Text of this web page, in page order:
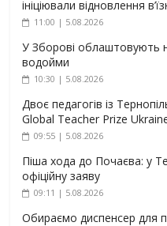
ініціювали відновлення
11:00 | 5.08.2026
У Зборові облаштовують
водойми
10:30 | 5.08.2026
Двоє педагогів із
Global Teacher Prize
09:55 | 5.08.2026
Піша хода до Почаєва: у
офіційну заяву
09:11 | 5.08.2026
Обираємо диспенсер для